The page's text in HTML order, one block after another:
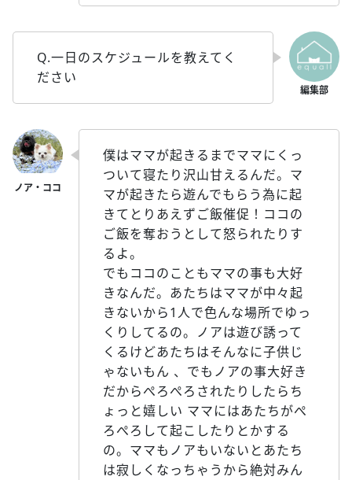
Q.一日のスケジュールを教えてく
ださい
僕はママが起きるまでママにくっ
ついて寝たり沢山甘えるんだ。マ
マが起きたら遊んでもらう為に起
きてとりあえずご飯催促！ココの
ご飯を奪おうとして怒られたりす
るよ。
でもココのこともママの事も大好
きなんだ。あたちはママが中々起
きないから1人で色んな場所でゆっ
くりしてるの。ノアは遊び誘って
くるけどあたちはそんなに子供じ
ゃないもん 、でもノアの事大好き
だからぺろぺろされたりしたらち
ょっと嬉しい ママにはあたちがぺ
ろぺろして起こしたりとかする
の。ママもノアもいないとあたち
は寂しくなっちゃうから絶対みん